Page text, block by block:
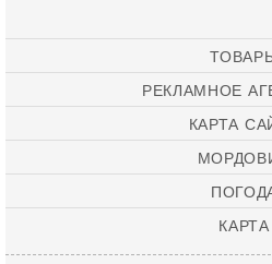
РЕКЛАМНОЕ
КАРТА
КАРТА